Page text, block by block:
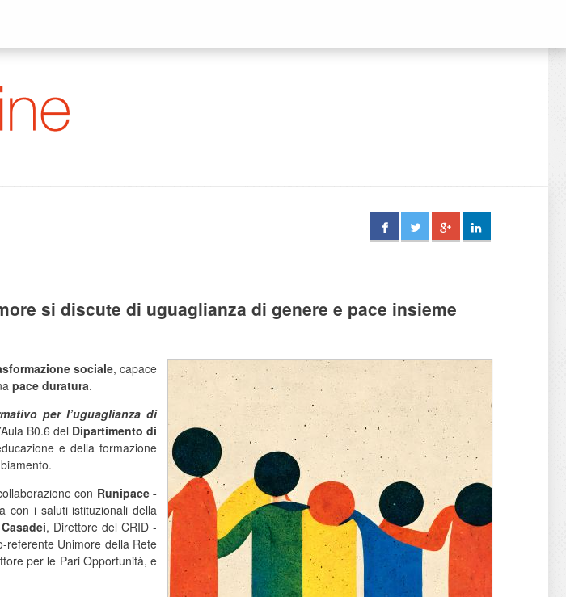
si discute di uguaglianza di genere e pace insieme
sociale, capace
pace duratura.
per l’uguaglianza di
B0.6 del Dipartimento di
e della formazione
con Runipace -
con i saluti istituzionali della
, Direttore del CRID -
referente Unimore della Rete
per le Pari Opportunità, e